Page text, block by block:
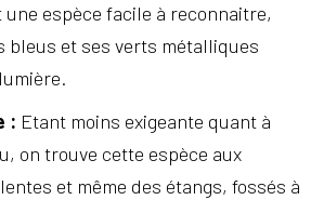
une espèce facile à reconnaitre,
bleus et ses verts métalliques
: Etant moins exigeante quant à
on trouve cette espèce aux
et même des étangs, fossés à